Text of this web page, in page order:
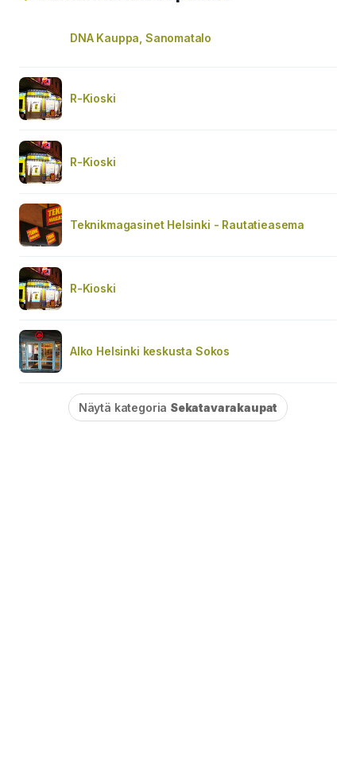
DNA Kauppa, Sanomatalo
R-Kioski
R-Kioski
Teknikmagasinet Helsinki - Rautatieasema
R-Kioski
Alko Helsinki keskusta Sokos
Näytä kategoria Sekatavarakaupat